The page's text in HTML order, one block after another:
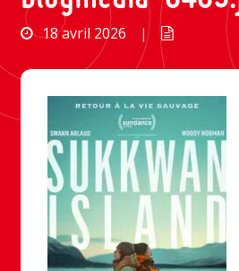
18 avril 2026 |